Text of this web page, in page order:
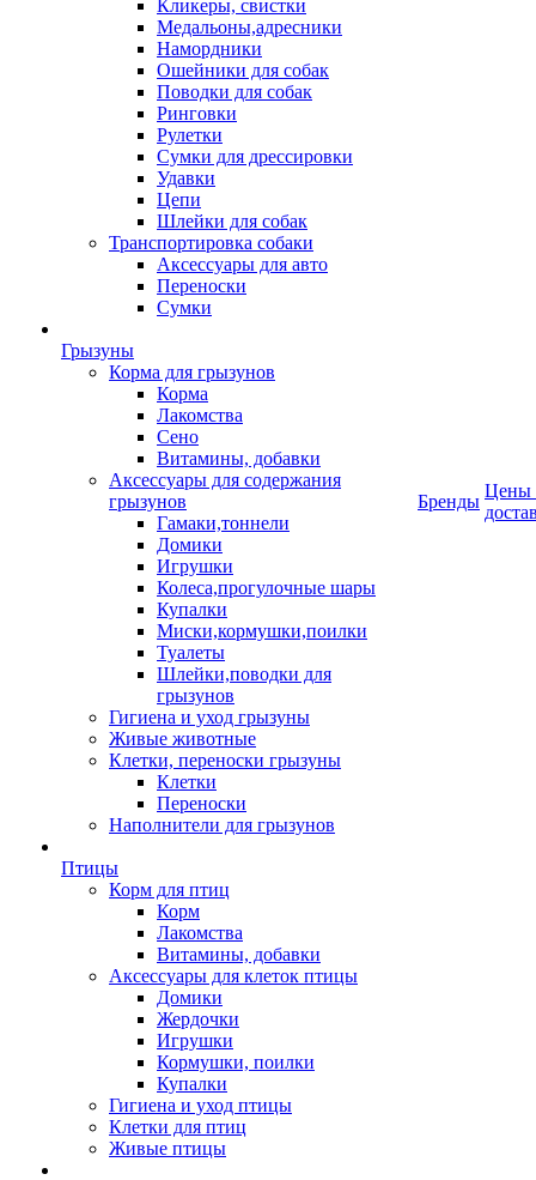
Кликеры, свистки
Медальоны,адресники
Намордники
Ошейники для собак
Поводки для собак
Ринговки
Рулетки
Сумки для дрессировки
Удавки
Цепи
Шлейки для собак
Транспортировка собаки
Аксессуары для авто
Переноски
Сумки
Грызуны
Корма для грызунов
Корма
Лакомства
Сено
Витамины, добавки
Аксессуары для содержания
грызунов
Гамаки,тоннели
Домики
Игрушки
Колеса,прогулочные шары
Купалки
Миски,кормушки,поилки
Туалеты
Шлейки,поводки для
грызунов
Гигиена и уход грызуны
Живые животные
Клетки, переноски грызуны
Клетки
Переноски
Наполнители для грызунов
Птицы
Корм для птиц
Корм
Лакомства
Витамины, добавки
Аксессуары для клеток птицы
Домики
Жердочки
Игрушки
Кормушки, поилки
Купалки
Гигиена и уход птицы
Клетки для птиц
Живые птицы
Бренды
Цены